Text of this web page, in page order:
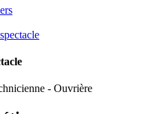
- Ouvrière